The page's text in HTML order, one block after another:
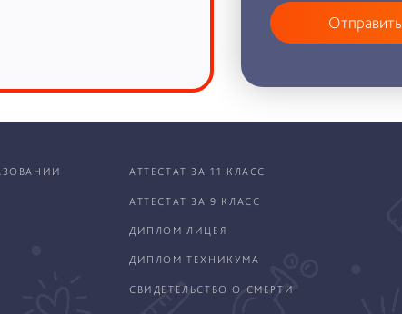
Отправить
АТТЕСТАТ ЗА 11 КЛАСС
АТТЕСТАТ ЗА 9 КЛАСС
ДИПЛОМ ЛИЦЕЯ
ДИПЛОМ ТЕХНИКУМА
СВИДЕТЕЛЬСТВО О СМЕРТИ